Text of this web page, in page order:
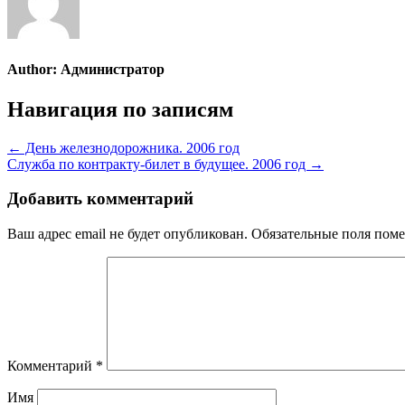
Author: Администратор
Навигация по записям
← День железнодорожника. 2006 год
Служба по контракту-билет в будущее. 2006 год →
Добавить комментарий
Ваш адрес email не будет опубликован. Обязательные поля
Комментарий *
Имя